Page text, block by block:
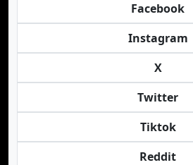
Facebook
Instagram
X
Twitter
Tiktok
Reddit